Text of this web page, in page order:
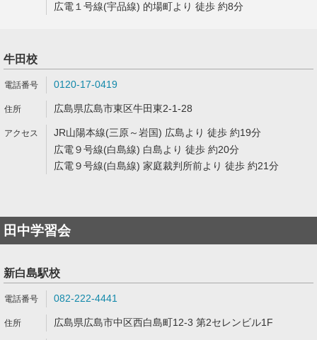
広電１号線(宇品線) 的場町より 徒歩 約8分
牛田校
0120-17-0419
広島県広島市東区牛田東2-1-28
JR山陽本線(三原～岩国) 広島より 徒歩 約19分
広電９号線(白島線) 白島より 徒歩 約20分
広電９号線(白島線) 家庭裁判所前より 徒歩 約21分
田中学習会
新白島駅校
082-222-4441
広島県広島市中区西白島町12-3 第2セレンビル1F